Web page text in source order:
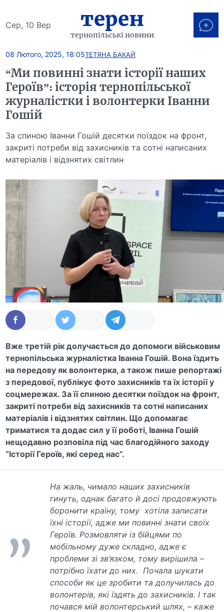
Сер, 10 Вер терен
тернопільські новини
08 Лютого, 2025, 18:05ТЕТЯНА БАКАЙ
“Ми повинні знати історії наших
Героїв”: історія тернопільської
журналістки і волонтерки Іванни
Гошій
За спиною Іванни Гошій десятки поїздок на фронт,
закриті потреби від захисників та сотні написаних
матеріалів і відзнятих світлин
Вже третій рік долучається до допомоги військовим
тернопільська журналістка Іванна Гошій. Вона їздить
на передову як волонтерка, а також пише репортажі
з передової, публікує фото захисників та їх історії у
соцмережах. За її спиною десятки поїздок на фронт,
закриті потреби від захисників та сотні написаних
матеріалів і відзнятих світлин. Що допомагає
триматися та додає сил у її роботі, Іванна Гошій
нещодавно розповіла під час благодійного заходу
“Історії Героїв, які серед нас”.
На жаль, чимало наших захисників
гинуть, однак багато й досі продовжують
боронити країну, тому хотіла записати
їхні історії, адже ми повинні знати своїх
Героїв. Розмовляти із бійцями по
мобільному дуже складно, адже є
проблеми зі зв’язком, тому вирішила –
потрібно їхати до них. Почала шукати
способи як це зробити та долучилась до
волонтерів, які їздять до захисників. І так
почався мій волонтерський шлях, – каже